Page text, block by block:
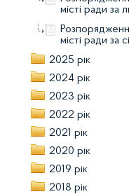
місті ради
місті ради за
2025 рік
2024 рік
2023 рік
2022 рік
2021 рік
2020 рік
2019 рік
2018 рік